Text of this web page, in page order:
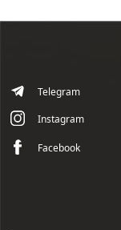
Telegram
Instagram
Facebook